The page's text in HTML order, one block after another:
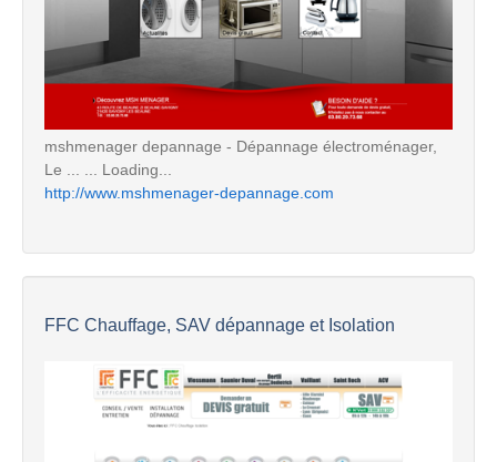
mshmenager depannage - Dépannage électroménager,
Le ... ... Loading...
http://www.mshmenager-depannage.com
FFC Chauffage, SAV dépannage et Isolation